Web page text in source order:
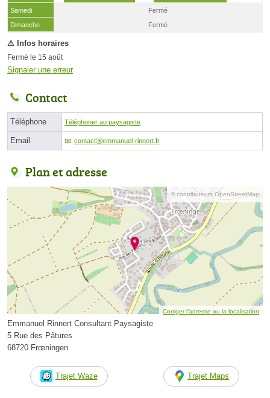
Samedi
(15 août)
Fermé
Dimanche
Fermé
Fermé le 15 août
Signaler une erreur
Contact
Téléphone Téléphoner au paysagiste
Email contactⓐemmanuel-rinnert.fr
Plan et adresse
© contributeurs OpenStreetMap
Corriger l’adresse ou la localisation
Emmanuel Rinnert Consultant Paysagiste
5 Rue des Pâtures
68720 Frœningen
Trajet Waze Trajet Maps